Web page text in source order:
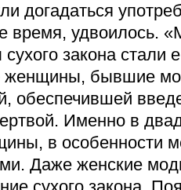
догадаться
время, удвоилось.
закона стали
женщины, бывшие
обеспечившей
Именно в
в особенности
Даже женские